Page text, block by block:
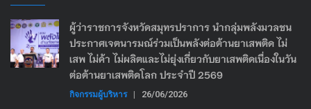
ผู้ว่าราชการจังหวัดสมุทรปราการ นำกลุ่มพลังมวลชน
ประกาศเจตนารมณ์ร่วมเป็นพลังต่อต้านยาเสพติด ไม่
เสพ ไม่ค้า ไม่ผลิตและไม่ยุ่งเกี่ยวกับยาเสพติดเนื่องในวัน
ต่อต้านยาเสพติดโลก ประจำปี 2569
กิจกรรมผู้บริหาร | 26/06/2026